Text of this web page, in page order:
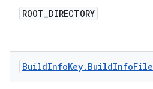
ROOT_DIRECTORY
BuildInfoKey. BuildInfoFile